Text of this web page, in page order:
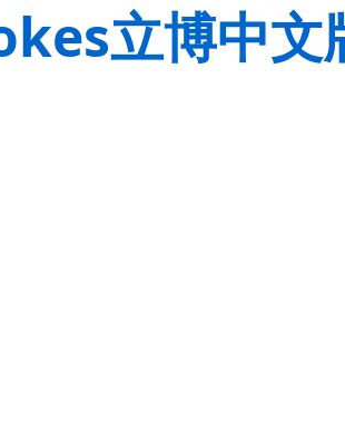
立博中文